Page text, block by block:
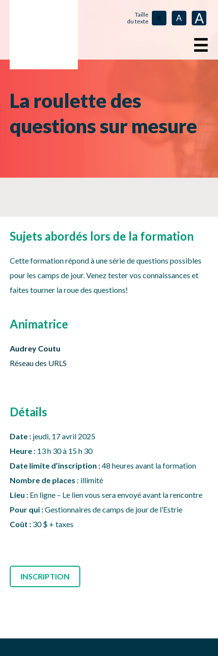
Taille
du texte
A A A
☰
La roulette des
questions sur mesure
Sujets abordés lors de la formation
Cette formation répond à une série de questions possibles
pour les camps de jour. Venez tester vos connaissances et
faites tourner la roue des questions!
Animatrice
Audrey Coutu
Réseau des URLS
Détails
Date : jeudi, 17 avril 2025
Heure : 13 h 30 à 15 h 30
Date limite d’inscription :48 heures avant la formation
Nombre de places : illimité
Lieu : En ligne – Le lien vous sera envoyé avant la rencontre
Pour qui :Gestionnaires de camps de jour de l’Estrie
Coût : 30 $ + taxes
INSCRIPTION